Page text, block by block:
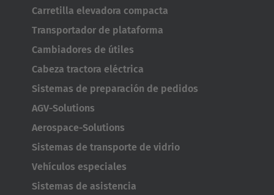
ASIA/PACIFIC
Australia
English
Türkiye
Türkçe
Carretilla elevadora compacta
Transportador de plataforma
Cambiadores de útiles
Cabeza tractora eléctrica
Sistemas de preparación de pedidos
AGV-Solutions
Aerospace-Solutions
Sistemas de transporte de vidrio
Vehículos especiales
Sistemas de asistencia